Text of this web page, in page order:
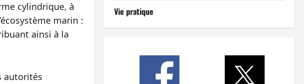
cylindrique, à
marin :
ainsi à la
autorités
Vie pratique